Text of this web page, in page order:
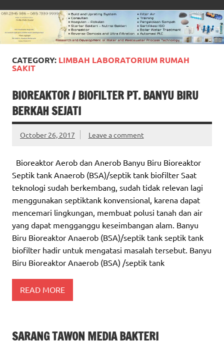
CATEGORY: LIMBAH LABORATORIUM RUMAH
SAKIT
BIOREAKTOR / BIOFILTER PT. BANYU BIRU
BERKAH SEJATI
October 26, 2017 Leave a comment
Bioreaktor Aerob dan Anerob Banyu Biru Bioreaktor
Septik tank Anaerob (BSA)/septik tank biofilter Saat
teknologi sudah berkembang, sudah tidak relevan lagi
menggunakan septiktank konvensional, karena dapat
mencemari lingkungan, membuat polusi tanah dan air
yang dapat mengganggu keseimbangan alam. Banyu
Biru Bioreaktor Anaerob (BSA)/septik tank septik tank
biofilter hadir untuk mengatasi masalah tersebut. Banyu
Biru Bioreaktor Anaerob (BSA) /septik tank
READ MORE
SARANG TAWON MEDIA BAKTERI